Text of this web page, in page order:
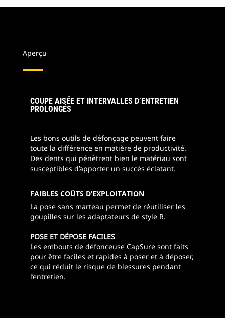
Aperçu
COUPE AISÉE ET INTERVALLES D’ENTRETIEN
PROLONGÉS
Les bons outils de défonçage peuvent faire
toute la différence en matière de productivité.
Des dents qui pénètrent bien le matériau sont
susceptibles d’apporter un succès éclatant.
FAIBLES COÛTS D’EXPLOITATION
La pose sans marteau permet de réutiliser les
goupilles sur les adaptateurs de style R.
POSE ET DÉPOSE FACILES
Les embouts de défonceuse CapSure sont faits
pour être faciles et rapides à poser et à déposer,
ce qui réduit le risque de blessures pendant
l’entretien.